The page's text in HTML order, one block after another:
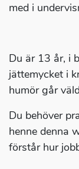
med i
Du är 13 år, i
jättemycket i
humör går
Du behöver
henne denna
förstår hur